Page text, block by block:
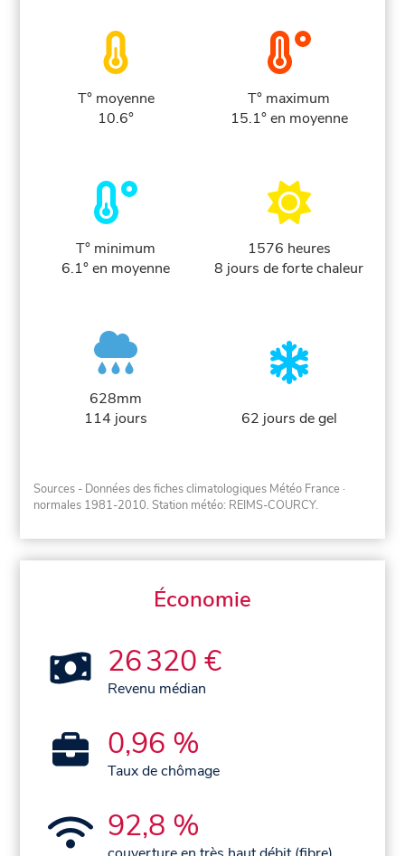
T° moyenne
10.6°
T° maximum
15.1° en moyenne
T° minimum
6.1° en moyenne
1576 heures
8 jours de forte chaleur
628mm
114 jours
62 jours de gel
Sources - Données des fiches climatologiques Météo France ·
normales 1981-2010. Station météo: REIMS-COURCY.
Économie
26 320 €
Revenu médian
0,96 %
Taux de chômage
92,8 %